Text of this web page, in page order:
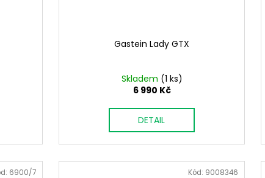
Gastein Lady GTX
Skladem (1 ks)
6 990 Kč
DETAIL
6900/7 Kód: 9008346